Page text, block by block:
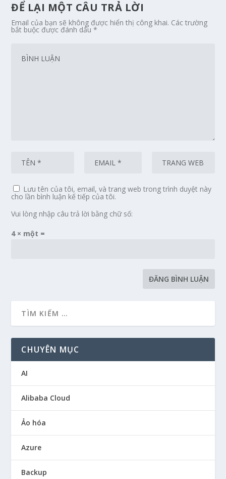
ĐỂ LẠI MỘT CÂU TRẢ LỜI
Email của bạn sẽ không được hiển thị công khai. Các trường
bắt buộc được đánh dấu*
Lưu tên của tôi, email, và trang web trong trình duyệt này
cho lần bình luận kế tiếp của tôi.
Vui lòng nhập câu trả lời bằng chữ số:
4 × một =
CHUYÊN MỤC
AI
Alibaba Cloud
Ảo hóa
Azure
Backup